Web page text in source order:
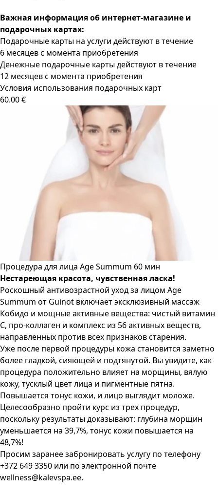
Важная информация об интернет-магазине и
подарочных картах:
Подарочные карты на услуги действуют в течение
6 месяцев с момента приобретения
Денежные подарочные карты действуют в течение
12 месяцев с момента приобретения
Условия использования подарочных карт
60.00 €
Процедура для лица Age Summum 60 мин
Нестареющая красота, чувственная ласка!
Роскошный антивозрастной уход за лицом Age
Summum от Guinot включает эксклюзивный массаж
Кобидо и мощные активные вещества: чистый витамин
С, про-коллаген и комплекс из 56 активных веществ,
направленных против всех признаков старения.
Уже после первой процедуры кожа становится заметно
более гладкой, сияющей и подтянутой. Вы увидите, как
процедура положительно влияет на морщины, вялую
кожу, тусклый цвет лица и пигментные пятна.
Повышается тонус кожи, и лицо выглядит моложе.
Целесообразно пройти курс из трех процедур,
поскольку результаты доказывают: глубина морщин
уменьшается на 39,7%, тонус кожи повышается на
48,7%!
Просим заранее забронировать услугу по телефону
+372 649 3350 или по электронной почте
wellness@kalevspa.ee.